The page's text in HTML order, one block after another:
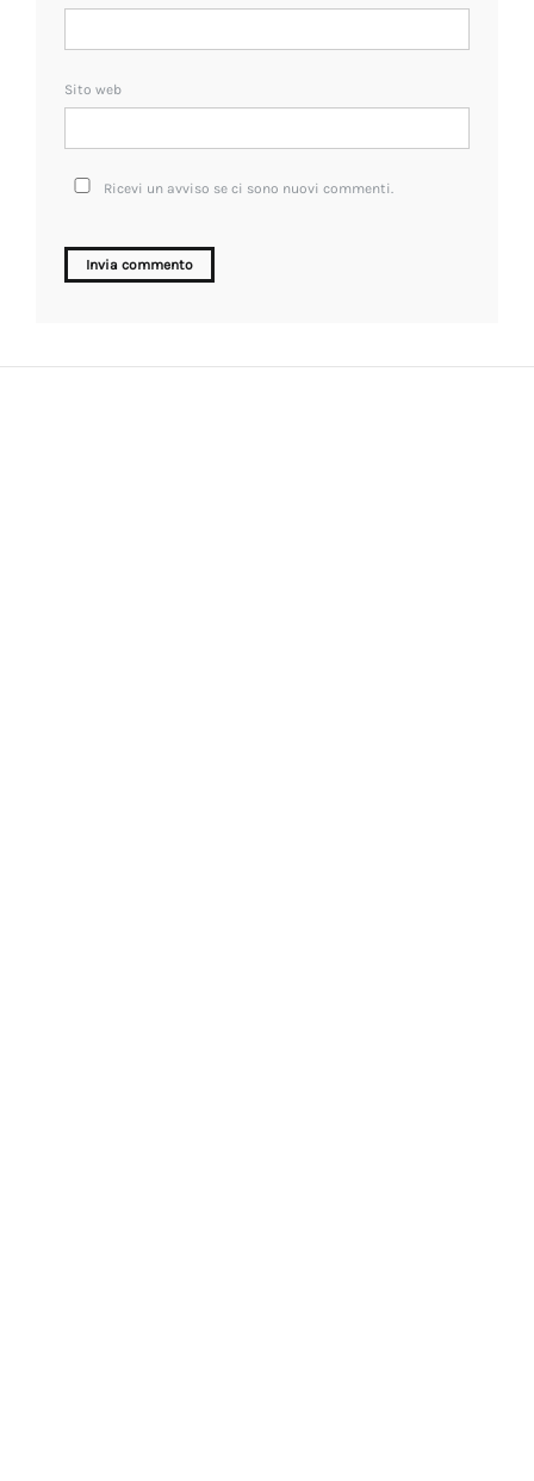
Sito web
Ricevi un avviso se ci sono nuovi commenti.